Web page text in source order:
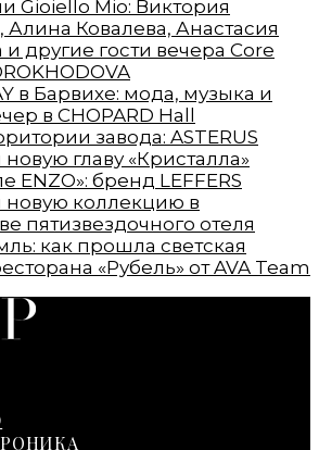
Gioiello Mio: Виктория
Алина Ковалева, Анастасия
другие гости вечера Core
в Барвихе: мода, музыка и
в CHOPARD Hall
завода: ASTERUS
главу «Кристалла»
ENZO»: бренд LEFFERS
новую коллекцию в
пятизвездочного отеля
как прошла светская
«Рубель» от AVA Team